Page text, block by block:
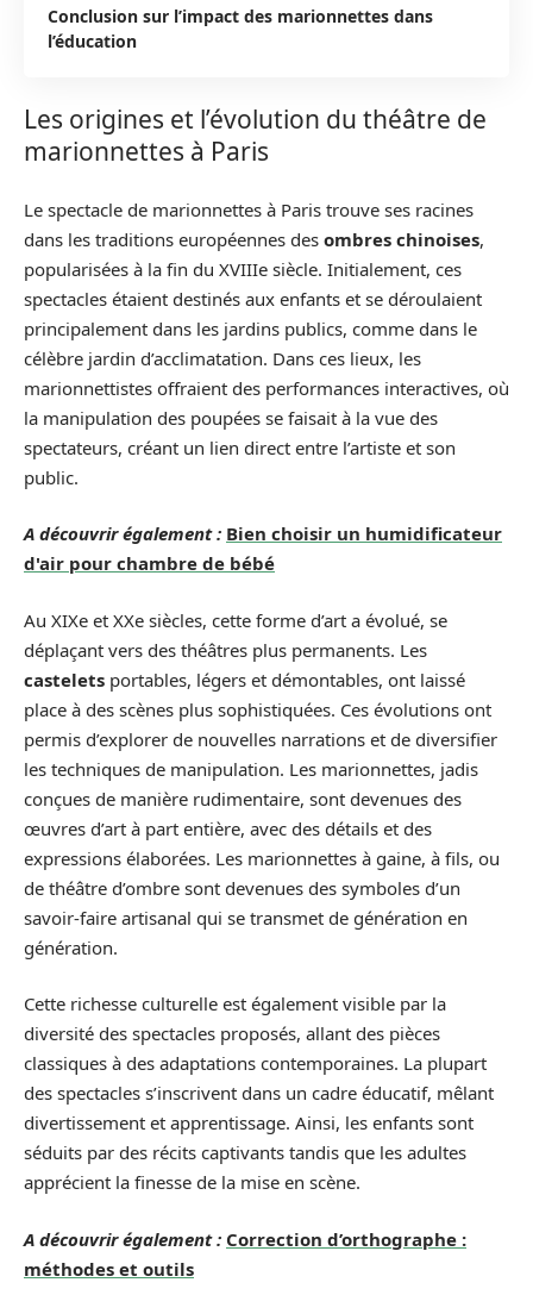
Conclusion sur l’impact des marionnettes dans
l’éducation
Les origines et l’évolution du théâtre de
marionnettes à Paris
Le spectacle de marionnettes à Paris trouve ses racines
dans les traditions européennes des ombres chinoises,
popularisées à la fin du XVIIIe siècle. Initialement, ces
spectacles étaient destinés aux enfants et se déroulaient
principalement dans les jardins publics, comme dans le
célèbre jardin d’acclimatation. Dans ces lieux, les
marionnettistes offraient des performances interactives, où
la manipulation des poupées se faisait à la vue des
spectateurs, créant un lien direct entre l’artiste et son
public.
A découvrir également : Bien choisir un humidificateur
d'air pour chambre de bébé
Au XIXe et XXe siècles, cette forme d’art a évolué, se
déplaçant vers des théâtres plus permanents. Les
castelets portables, légers et démontables, ont laissé
place à des scènes plus sophistiquées. Ces évolutions ont
permis d’explorer de nouvelles narrations et de diversifier
les techniques de manipulation. Les marionnettes, jadis
conçues de manière rudimentaire, sont devenues des
œuvres d’art à part entière, avec des détails et des
expressions élaborées. Les marionnettes à gaine, à fils, ou
de théâtre d’ombre sont devenues des symboles d’un
savoir-faire artisanal qui se transmet de génération en
génération.
Cette richesse culturelle est également visible par la
diversité des spectacles proposés, allant des pièces
classiques à des adaptations contemporaines. La plupart
des spectacles s’inscrivent dans un cadre éducatif, mêlant
divertissement et apprentissage. Ainsi, les enfants sont
séduits par des récits captivants tandis que les adultes
apprécient la finesse de la mise en scène.
A découvrir également : Correction d’orthographe :
méthodes et outils